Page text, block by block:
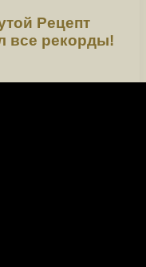
Рецепт
все рекорды!